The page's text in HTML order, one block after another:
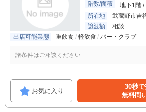
階数/面積
地下1階 /
所在地
武蔵野市吉
譲渡額
相談
出店可能業態
重飲食 軽飲食 バー・クラブ
諸条件はご相談ください
お気に入り
30秒で
無料問